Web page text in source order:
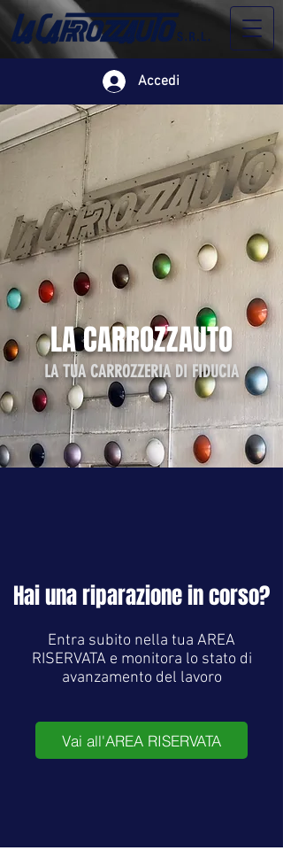
Accedi
LA CARROZZAUTO
LA TUA CARROZZERIA DI FIDUCIA
Hai una riparazione in corso?
Entra subito nella tua AREA
RISERVATA e monitora lo stato di
avanzamento del lavoro
Vai all'AREA RISERVATA